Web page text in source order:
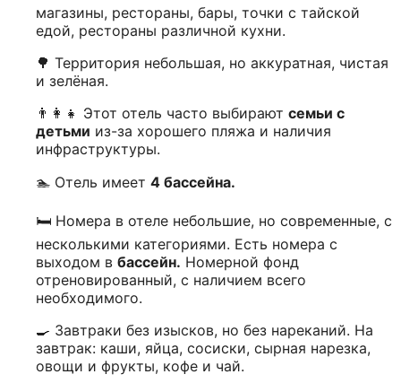
магазины, рестораны, бары, точки с тайской
едой, рестораны различной кухни.
🌳 Территория небольшая, но аккуратная, чистая
и зелёная.
👨‍👩‍👧 Этот отель часто выбирают семьи с
детьми из-за хорошего пляжа и наличия
инфраструктуры.
🏊 Отель имеет 4 бассейна.
🛏️ Номера в отеле небольшие, но современные, с
несколькими категориями. Есть номера с
выходом в бассейн. Номерной фонд
отреновированный, с наличием всего
необходимого.
🍳 Завтраки без изысков, но без нареканий. На
завтрак: каши, яйца, сосиски, сырная нарезка,
овощи и фрукты, кофе и чай.